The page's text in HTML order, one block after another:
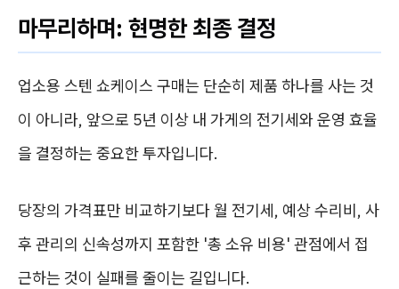
마무리하며: 현명한 최종 결정
업소용 스텐 쇼케이스 구매는 단순히 제품 하나를 사는 것
이 아니라, 앞으로 5년 이상 내 가게의 전기세와 운영 효율
을 결정하는 중요한 투자입니다.
당장의 가격표만 비교하기보다 월 전기세, 예상 수리비, 사
후 관리의 신속성까지 포함한 '총 소유 비용' 관점에서 접
근하는 것이 실패를 줄이는 길입니다.